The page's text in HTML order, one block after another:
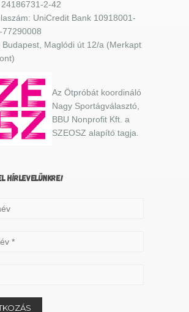
2-42
UniCredit Bank 10918001-
Budapest, Maglódi út 12/a (Merkapt
Az Ötpróbát koordináló
Nagy Sportágválasztó,
BBU Nonprofit Kft. a
SZEOSZ alapító tagja.
HÍRLEVELÜNKRE!